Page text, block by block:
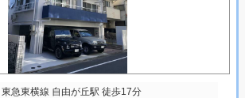
東急東横線 自由が丘駅 徒歩17分